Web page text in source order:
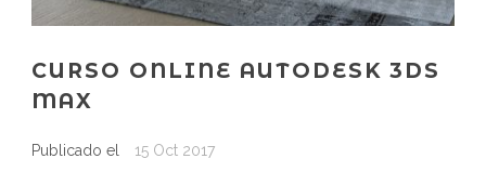
CURSO ONLINE AUTODESK 3DS
MAX
Publicado el 15 Oct 2017